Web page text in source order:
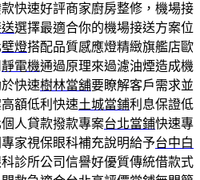
快速好評商家廚房整修，機場接
選擇最適合你的機場接送方案位
壁燈搭配品質感應燈精緻旗艦店歐
靜電機通過原理來過濾油煙造成機
快速樹林當舖要瞭解客戶需求並
額低利快速土城當鋪利息保證低
人貸款撥款專案台北當鋪快速專
家視保眼科補充說明給予台中白
診所公司信譽好優質傳統借款式